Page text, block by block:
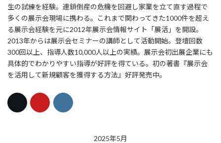
生の試練を経験。連鎖倒産の危機を回避し家業を立て直す過程で
多くの展示会現場に携わる。これまで関わってきた1000件を超え
る展示会経験を元に2012年展示会情報サイト「展活」を開設。
2013年からは展示会セミナーの講師として活動開始。登壇回数
300回以上、指導人数10,000人以上の実績。展示会初出展企業にも
具体的でわかりやすい指導が好評を得ている。初の著書『展示会
を活用して新規顧客を獲得する方法』好評発売中。
2025年5月